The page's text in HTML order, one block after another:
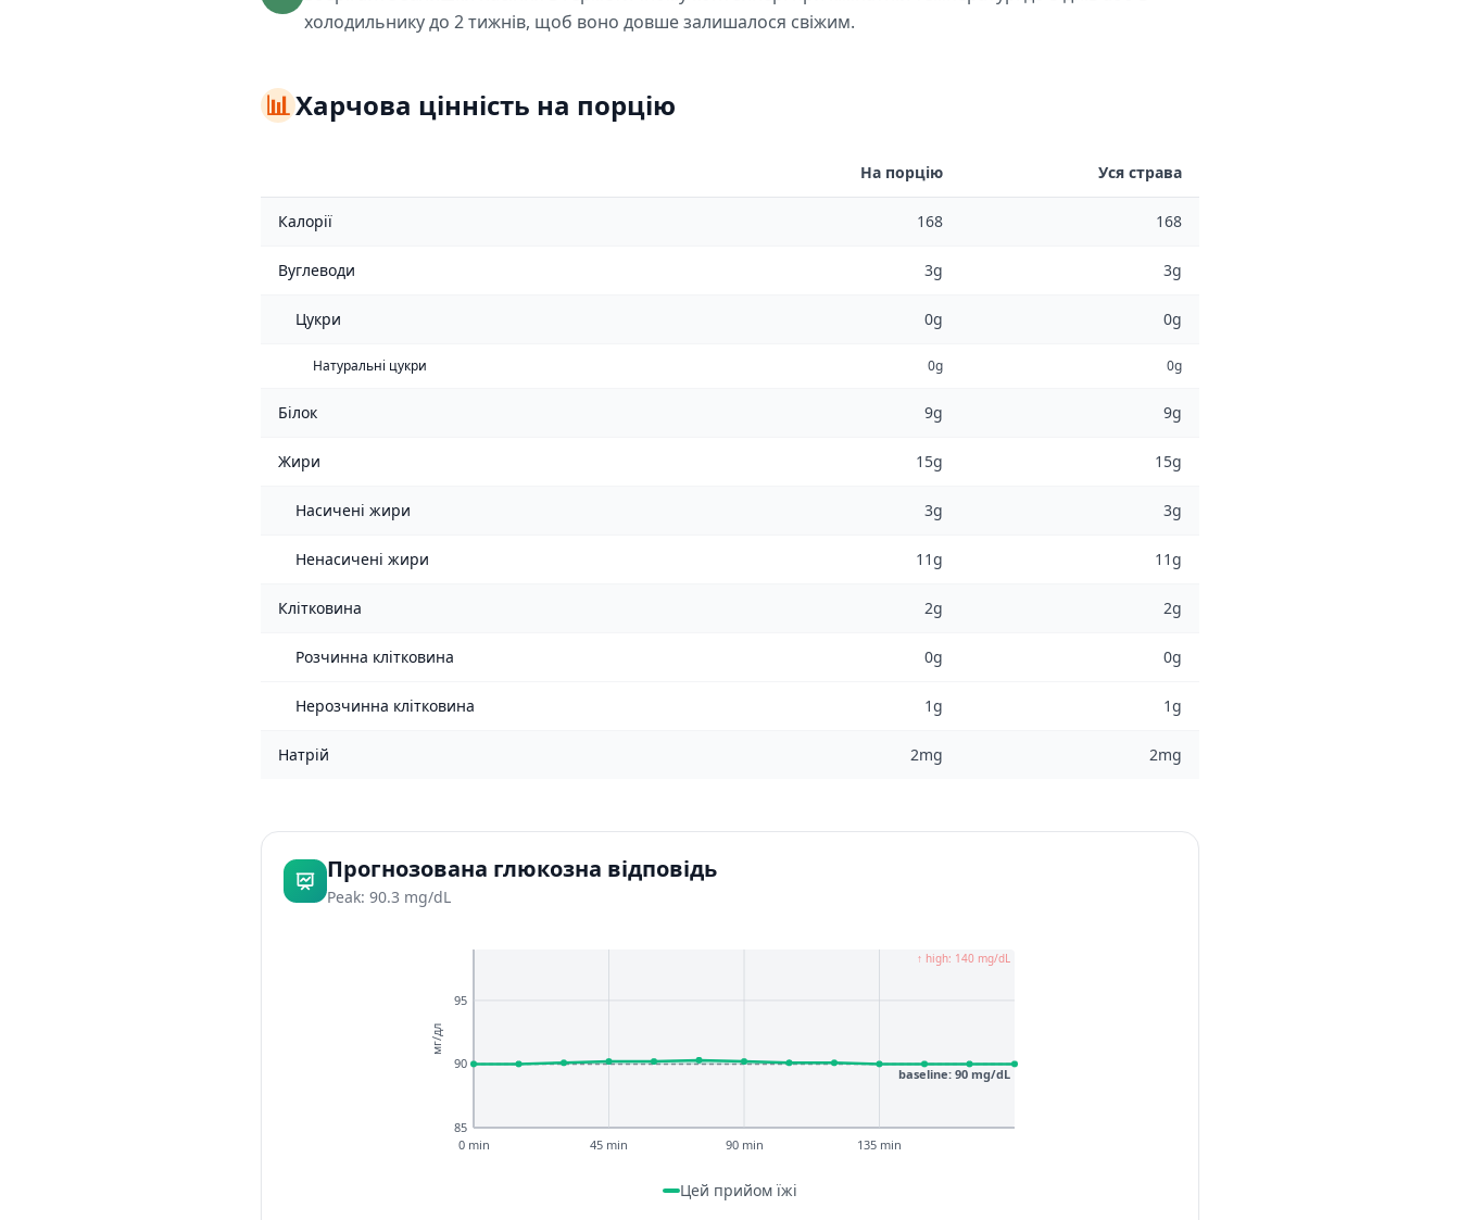
холодильнику до 2 тижнів, щоб воно довше залишалося свіжим.
📊Харчова цінність на порцію
На порцію Уся страва
Калорії 168 168
Вуглеводи 3g 3g
Цукри 0g 0g
Натуральні цукри 0g 0g
Білок 9g 9g
Жири 15g 15g
Насичені жири 3g 3g
Ненасичені жири 11g 11g
Клітковина 2g 2g
Розчинна клітковина 0g 0g
Нерозчинна клітковина 1g 1g
Натрій 2mg 2mg
Прогнозована глюкозна відповідь
Peak: 90.3 mg/dL
85
90
95
0 min 45 min 90 min 135 min
↑ high: 140 mg/dL
baseline: 90 mg/dL
мг/дл
Цей прийом їжі